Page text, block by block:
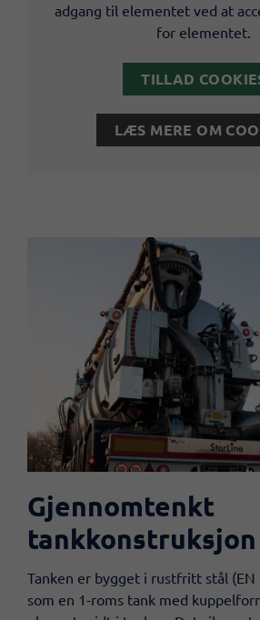
adgang til elementet ved at
for elementet.
TILLAD
LÆS MERE OM
Gjennomtenkt
tankkonstruksjon
Tanken er bygget i rustfritt stål
som en 1-roms tank med